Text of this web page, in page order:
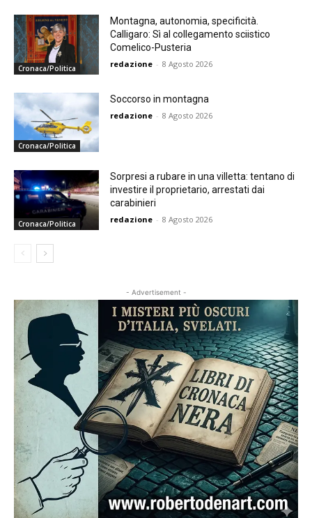
Cronaca/Politica
Montagna, autonomia, specificità.
Calligaro: Sì al collegamento sciistico
Comelico-Pusteria
redazione - 8 Agosto 2026
Cronaca/Politica
Soccorso in montagna
redazione - 8 Agosto 2026
Cronaca/Politica
Sorpresi a rubare in una villetta: tentano di
investire il proprietario, arrestati dai
carabinieri
redazione - 8 Agosto 2026
- Advertisement -